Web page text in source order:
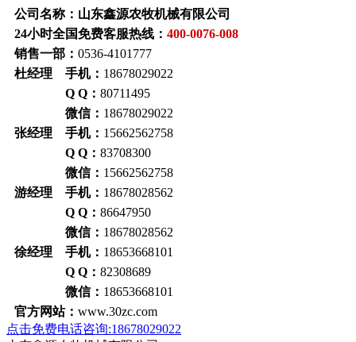
公司名称：山东鑫源农牧机械有限公司
24小时全国免费客服热线： 400-0076-008
销售一部： 0536-4101777
杜经理 手机： 18678029022
Q Q： 80711495
微信： 18678029022
张经理 手机： 15662562758
Q Q： 83708300
微信： 15662562758
游经理 手机： 18678028562
Q Q： 86647950
微信： 18678028562
徐经理 手机： 18653668101
Q Q： 82308689
微信： 18653668101
官方网站： www.30zc.com
点击免费电话咨询:18678029022